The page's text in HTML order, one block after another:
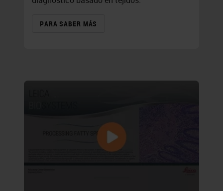
PARA SABER MÁS